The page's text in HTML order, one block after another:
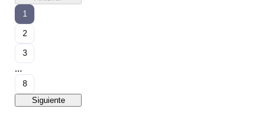
1
2
3
...
8
Siguiente